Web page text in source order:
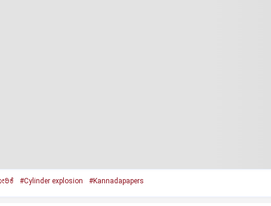
#Cylinder explosion #Kannadapapers